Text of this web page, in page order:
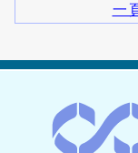
一